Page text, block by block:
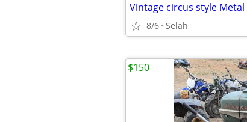
Vintage circus style
8/6 Selah
$150